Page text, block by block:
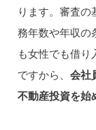
ります。審査
務年数や年収の
も女性でも借り
ですから、 会社
不動産投資を始